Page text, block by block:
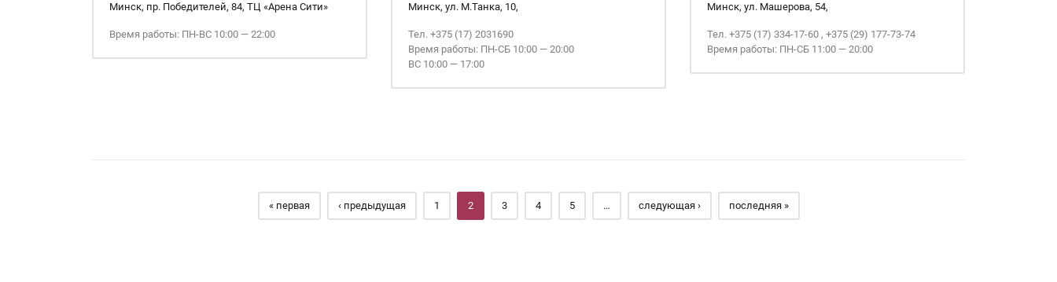
Минск, пр. Победителей, 84, ТЦ «Арена Сити»
Время работы: ПН-ВС 10:00 — 22:00
Минск, ул. М.Танка, 10,
Тел. +375 (17) 2031690
Время работы: ПН-СБ 10:00 — 20:00
ВС 10:00 — 17:00
Минск, ул. Машерова, 54,
Тел. +375 (17) 334-17-60 , +375 (29) 177-73-74
Время работы: ПН-СБ 11:00 — 20:00
« первая ‹ предыдущая 1 2 3 4 5 … следующая › последняя »